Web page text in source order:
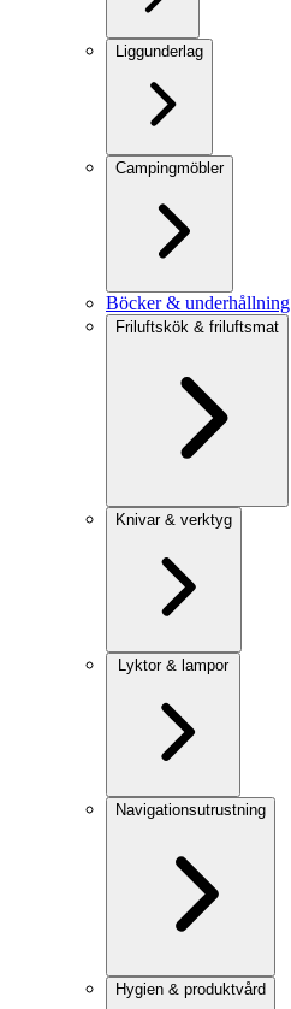
Liggunderlag
Campingmöbler
Böcker & underhållning
Friluftskök & friluftsmat
Knivar & verktyg
Lyktor & lampor
Navigationsutrustning
Hygien & produktvård